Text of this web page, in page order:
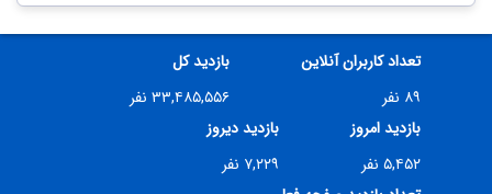
تعداد کاربران آنلاین
۸۹ نفر
بازدید کل
۳۳,۴۸۵,۵۵۶ نفر
بازدید امروز
۵,۴۵۲ نفر
بازدید دیروز
۷,۲۲۹ نفر